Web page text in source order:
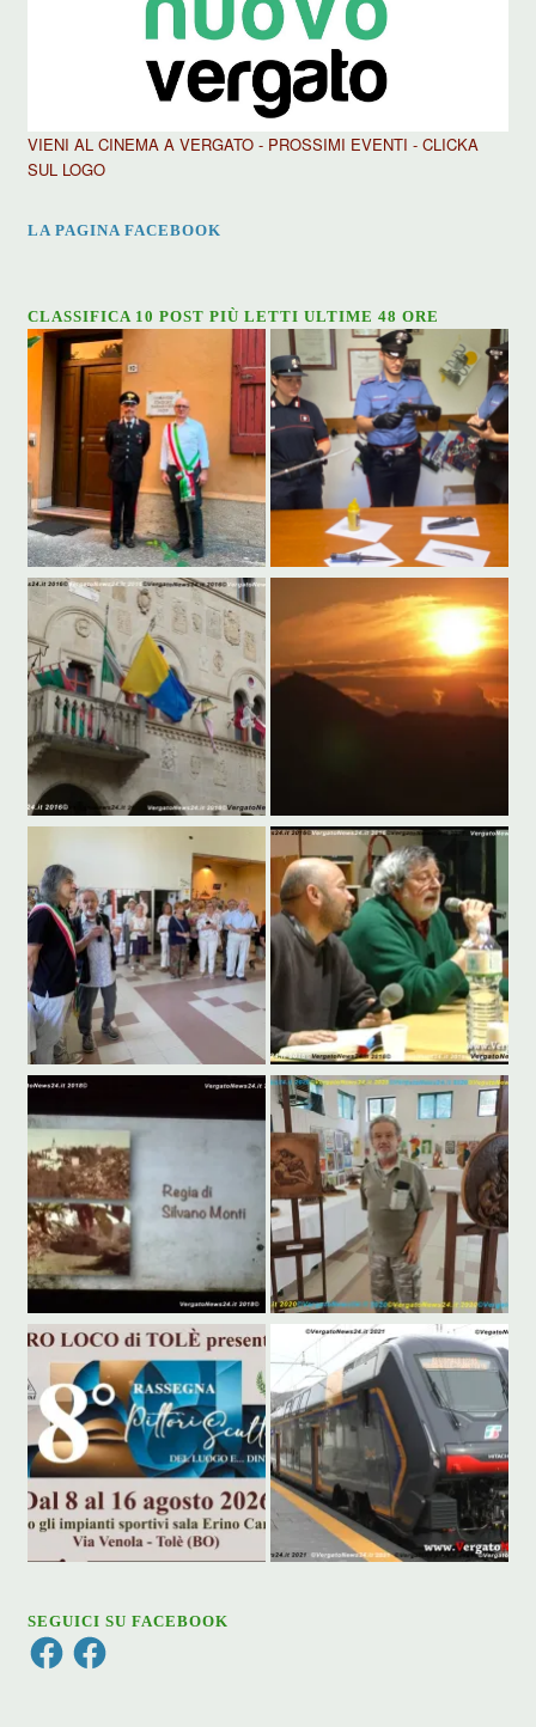
VIENI AL CINEMA A VERGATO - PROSSIMI EVENTI - CLICKA
SUL LOGO
LA PAGINA FACEBOOK
CLASSIFICA 10 POST PIÙ LETTI ULTIME 48 ORE
SEGUICI SU FACEBOOK
FacebookFacebook